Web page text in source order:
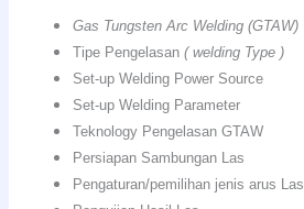
Gas Tungsten Arc Welding (GTAW)
Tipe Pengelasan ( welding Type )
Set-up Welding Power Source
Set-up Welding Parameter
Teknology Pengelasan GTAW
Persiapan Sambungan Las
Pengaturan/pemilihan jenis arus Las